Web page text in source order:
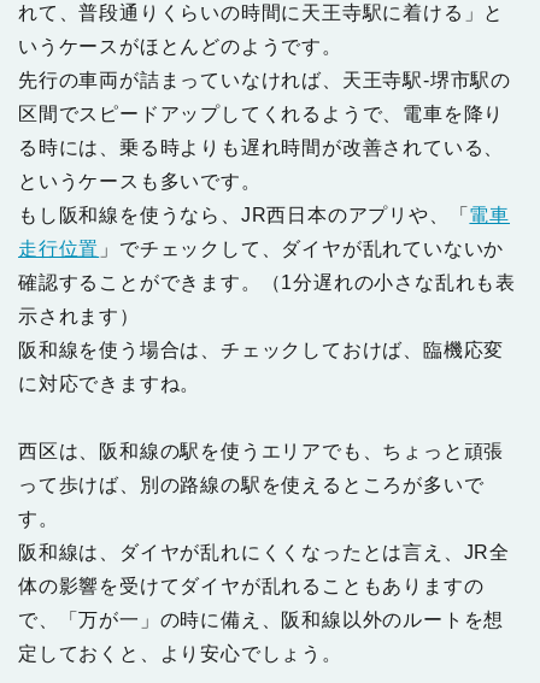
れて、普段通りくらいの時間に天王寺駅に着ける」と
いうケースがほとんどのようです。
先行の車両が詰まっていなければ、天王寺駅-堺市駅の
区間でスピードアップしてくれるようで、電車を降り
る時には、乗る時よりも遅れ時間が改善されている、
というケースも多いです。
もし阪和線を使うなら、JR西日本のアプリや、「 電車
走行位置 」でチェックして、ダイヤが乱れていないか
確認することができます。（1分遅れの小さな乱れも表
示されます）
阪和線を使う場合は、チェックしておけば、臨機応変
に対応できますね。
西区は、阪和線の駅を使うエリアでも、ちょっと頑張
って歩けば、別の路線の駅を使えるところが多いで
す。
阪和線は、ダイヤが乱れにくくなったとは言え、JR全
体の影響を受けてダイヤが乱れることもありますの
で、「万が一」の時に備え、阪和線以外のルートを想
定しておくと、より安心でしょう。